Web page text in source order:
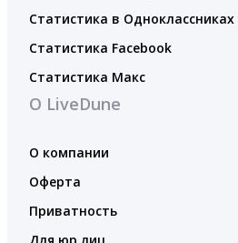
Статистика в Одноклассниках
Статистика Facebook
Статистика Макс
О LiveDune
О компании
Оферта
Приватность